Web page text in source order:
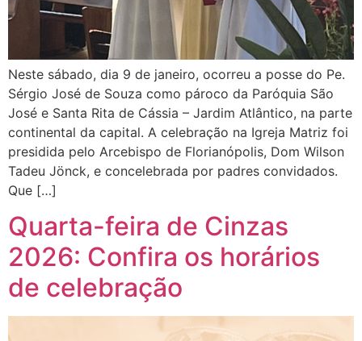
Neste sábado, dia 9 de janeiro, ocorreu a posse do Pe.
Sérgio José de Souza como pároco da Paróquia São
José e Santa Rita de Cássia – Jardim Atlântico, na parte
continental da capital. A celebração na Igreja Matriz foi
presidida pelo Arcebispo de Florianópolis, Dom Wilson
Tadeu Jönck, e concelebrada por padres convidados.
Que […]
Quarta-feira de Cinzas
2026: Confira os horários
de celebração